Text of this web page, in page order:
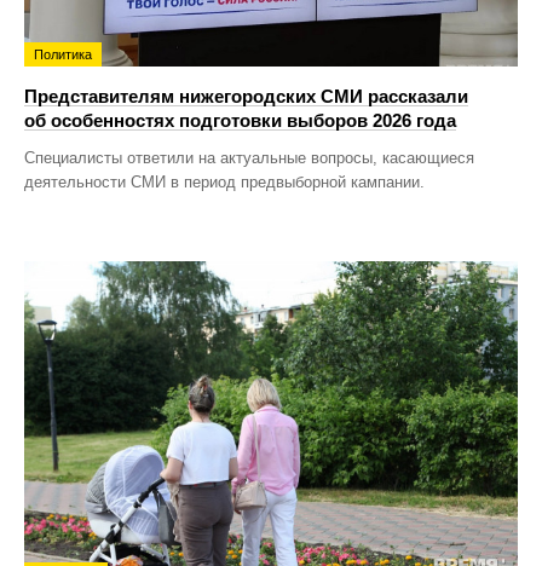
Политика
Представителям нижегородских СМИ рассказали
об особенностях подготовки выборов 2026 года
Специалисты ответили на актуальные вопросы, касающиеся
деятельности СМИ в период предвыборной кампании.